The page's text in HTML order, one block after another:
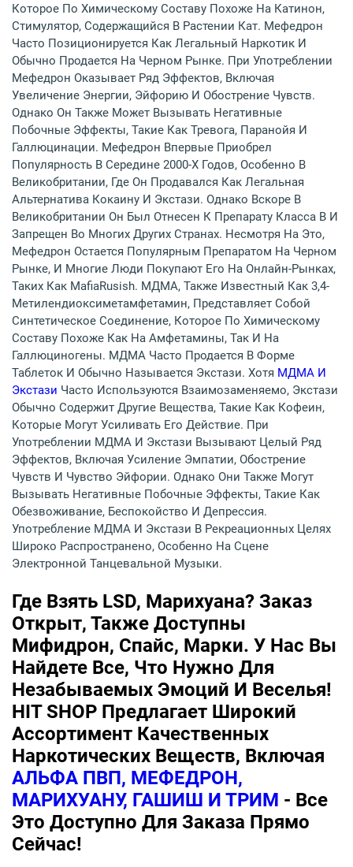
Которое По Химическому Составу Похоже На Катинон,
Стимулятор, Содержащийся В Растении Кат. Мефедрон
Часто Позиционируется Как Легальный Наркотик И
Обычно Продается На Черном Рынке. При Употреблении
Мефедрон Оказывает Ряд Эффектов, Включая
Увеличение Энергии, Эйфорию И Обострение Чувств.
Однако Он Также Может Вызывать Негативные
Побочные Эффекты, Такие Как Тревога, Паранойя И
Галлюцинации. Мефедрон Впервые Приобрел
Популярность В Середине 2000-Х Годов, Особенно В
Великобритании, Где Он Продавался Как Легальная
Альтернатива Кокаину И Экстази. Однако Вскоре В
Великобритании Он Был Отнесен К Препарату Класса B И
Запрещен Во Многих Других Странах. Несмотря На Это,
Мефедрон Остается Популярным Препаратом На Черном
Рынке, И Многие Люди Покупают Его На Онлайн-Рынках,
Таких Как MafiaRusish. МДМА, Также Известный Как 3,4-
Метилендиоксиметамфетамин, Представляет Собой
Синтетическое Соединение, Которое По Химическому
Составу Похоже Как На Амфетамины, Так И На
Галлюциногены. МДМА Часто Продается В Форме
Таблеток И Обычно Называется Экстази. Хотя МДМА И
Экстази Часто Используются Взаимозаменяемо, Экстази
Обычно Содержит Другие Вещества, Такие Как Кофеин,
Которые Могут Усиливать Его Действие. При
Употреблении МДМА И Экстази Вызывают Целый Ряд
Эффектов, Включая Усиление Эмпатии, Обострение
Чувств И Чувство Эйфории. Однако Они Также Могут
Вызывать Негативные Побочные Эффекты, Такие Как
Обезвоживание, Беспокойство И Депрессия.
Употребление МДМА И Экстази В Рекреационных Целях
Широко Распространено, Особенно На Сцене
Электронной Танцевальной Музыки.
Где Взять LSD, Марихуана? Заказ
Открыт, Также Доступны
Мифидрон, Спайс, Марки. У Нас Вы
Найдете Все, Что Нужно Для
Незабываемых Эмоций И Веселья!
HIT SHOP Предлагает Широкий
Ассортимент Качественных
Наркотических Веществ, Включая
АЛЬФА ПВП, МЕФЕДРОН,
МАРИХУАНУ, ГАШИШ И ТРИМ - Все
Это Доступно Для Заказа Прямо
Сейчас!